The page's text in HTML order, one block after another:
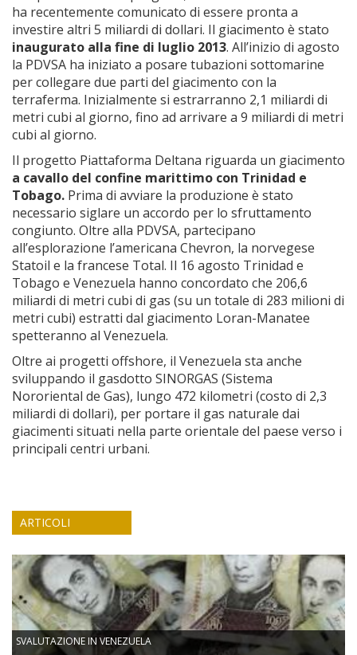
ha recentemente comunicato di essere pronta a
investire altri 5 miliardi di dollari. Il giacimento è stato
inaugurato alla fine di luglio 2013. All’inizio di agosto
la PDVSA ha iniziato a posare tubazioni sottomarine
per collegare due parti del giacimento con la
terraferma. Inizialmente si estrarranno 2,1 miliardi di
metri cubi al giorno, fino ad arrivare a 9 miliardi di metri
cubi al giorno.
Il progetto Piattaforma Deltana riguarda un giacimento
a cavallo del confine marittimo con Trinidad e
Tobago. Prima di avviare la produzione è stato
necessario siglare un accordo per lo sfruttamento
congiunto. Oltre alla PDVSA, partecipano
all’esplorazione l’americana Chevron, la norvegese
Statoil e la francese Total. Il 16 agosto Trinidad e
Tobago e Venezuela hanno concordato che 206,6
miliardi di metri cubi di gas (su un totale di 283 milioni di
metri cubi) estratti dal giacimento Loran-Manatee
spetteranno al Venezuela.
Oltre ai progetti offshore, il Venezuela sta anche
sviluppando il gasdotto SINORGAS (Sistema
Nororiental de Gas), lungo 472 kilometri (costo di 2,3
miliardi di dollari), per portare il gas naturale dai
giacimenti situati nella parte orientale del paese verso i
principali centri urbani.
ARTICOLI
SVALUTAZIONE IN VENEZUELA